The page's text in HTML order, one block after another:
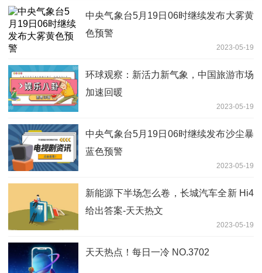
中央气象台5月19日06时继续发布大雾黄
色预警
2023-05-19
环球观察：新活力新气象，中国旅游市场
加速回暖
2023-05-19
中央气象台5月19日06时继续发布沙尘暴
蓝色预警
2023-05-19
新能源下半场怎么卷，长城汽车全新 Hi4
给出答案-天天热文
2023-05-19
天天热点！每日一冷 NO.3702